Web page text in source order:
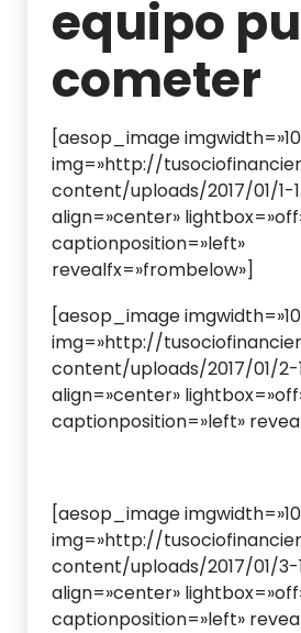
equipo
cometer
[aesop_image
img=»http://
content/uploads/2017/01/1-
align=»center»
captionposition=»left»
revealfx=»frombelow»]
[aesop_image
img=»http://
content/uploads/2017/01/2-
align=»center»
captionposition=»left»
[aesop_image
img=»http://
content/uploads/2017/01/3-
align=»center»
captionposition=»left»